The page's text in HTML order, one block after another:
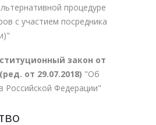
процедуре
с участием посредника
закон от
от 29.07.2018) "Об
Российской Федерации"